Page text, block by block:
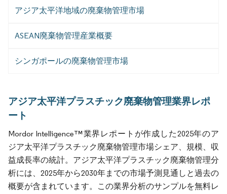
アジア太平洋地域の廃棄物管理市場
ASEAN廃棄物管理産業概要
シンガポールの廃棄物管理市場
アジア太平洋プラスチック廃棄物管理業界レポ
ート
Mordor Intelligence™業界レポートが作成した2025年のア
ジア太平洋プラスチック廃棄物管理市場シェア、規模、収
益成長率の統計。アジア太平洋プラスチック廃棄物管理分
析には、2025年から2030年までの市場予測見通しと過去の
概要が含まれています。この業界分析のサンプルを無料レ